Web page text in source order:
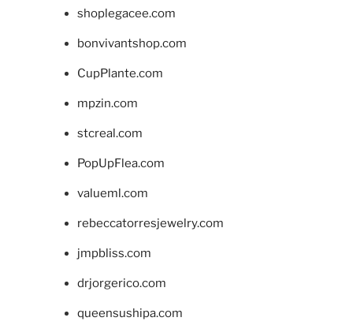
shoplegacee.com
bonvivantshop.com
CupPlante.com
mpzin.com
stcreal.com
PopUpFlea.com
valueml.com
rebeccatorresjewelry.com
jmpbliss.com
drjorgerico.com
queensushipa.com